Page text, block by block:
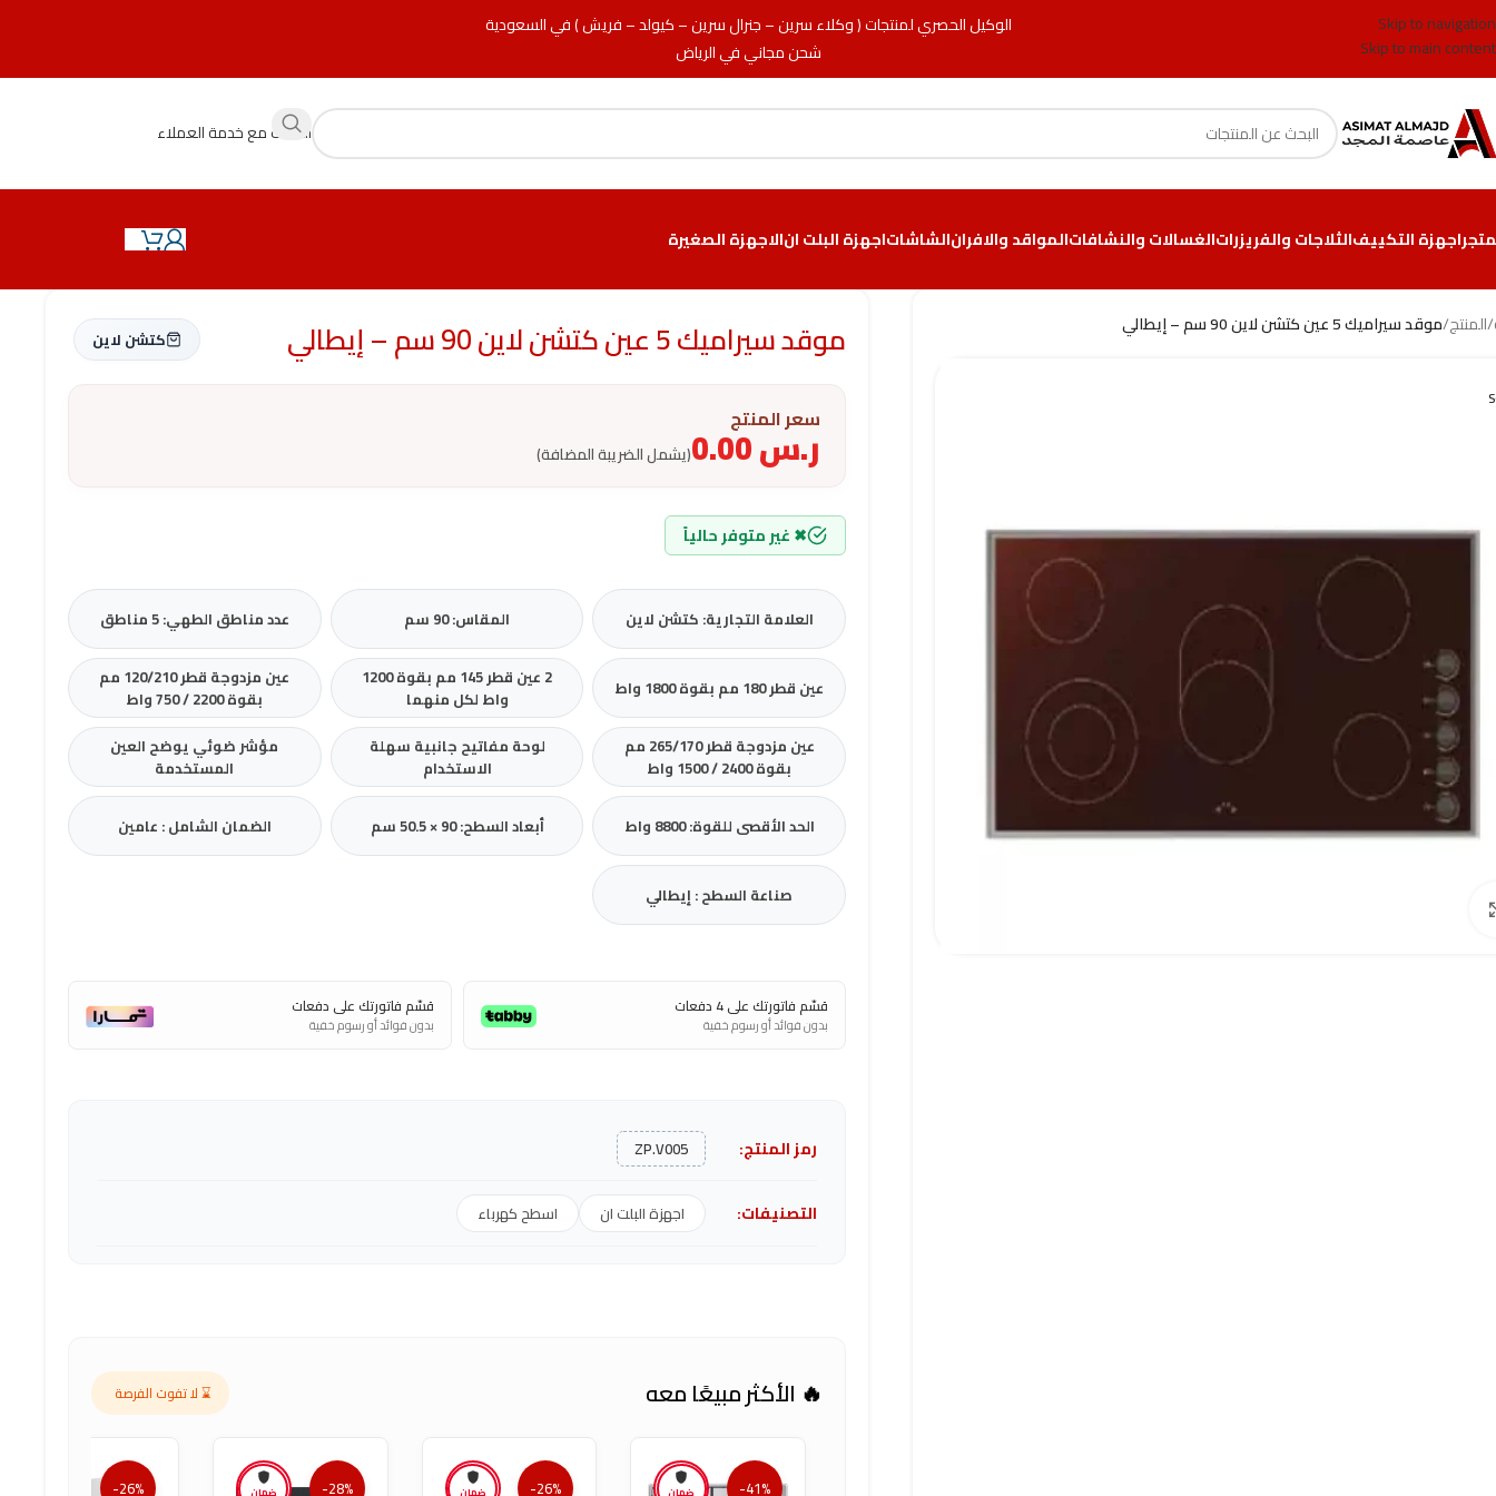
الوكيل الحصري لمنتجات ( وكلاء سرين – جنرال سرين – كيولد – فريش ) في السعودية
شحن مجاني في الرياض
Skip to navigation
Skip to main content
التحدث مع خدمة العملاء
اجهزة التكييفالثلاجات والفريزراتالغسالات والنشافاتالمواقد والافرانالشاشاتاجهزة البلت انالاجهزة الصغيرة
/المنتج/موقد سيراميك 5 عين كتشن لاين 90 سم – إيطالي موقد سيراميك 5 عين كتشن لاين 90 سم – إيطالي كتشن لاين
سعر المنتج
ر.س (يشمل الضريبة المضافة)
✖ غير متوفر حالياً
العلامة التجارية: كتشن لاين المقاس: 90 سم عدد مناطق الطهي: 5 مناطق
عين قطر 180 مم بقوة 1800 واط
2 عين قطر 145 مم بقوة 1200
واط لكل منهما
عين مزدوجة قطر 120/210 مم
بقوة 2200 / 750 واط
عين مزدوجة قطر 265/170 مم
بقوة 2400 / 1500 واط
لوحة مفاتيح جانبية سهلة
الاستخدام
مؤشر ضوئي يوضح العين
المستخدمة
الحد الأقصى للقوة: 8800 واط أبعاد السطح: 90 × 50.5 سم الضمان الشامل : عامين
صناعة السطح : إيطالي
قسّم فاتورتك على 4 دفعات
بدون فوائد أو رسوم خفية
قسّم فاتورتك على دفعات
بدون فوائد أو رسوم خفية
رمز المنتج: ZP.V005
التصنيفات: اجهزة البلت ان اسطح كهرباء
🔥 الأكثر مبيعًا معه ⌛ لا تفوت الفرصة
ضمان -41% ضمان -26% ضمان -28%
-26%